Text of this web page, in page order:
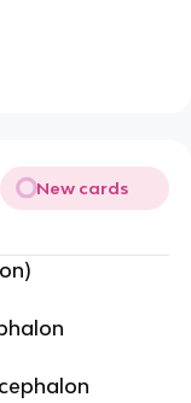
New cards